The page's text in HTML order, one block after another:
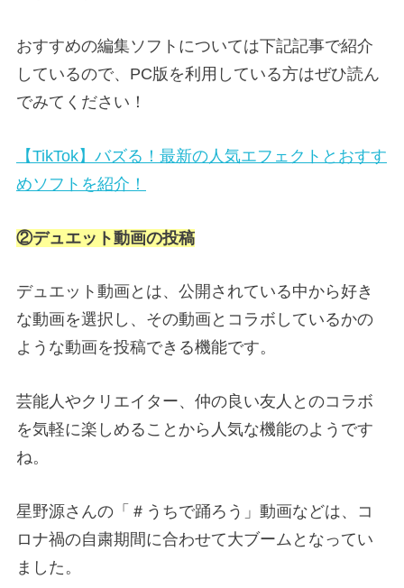
おすすめの編集ソフトについては下記記事で紹介
しているので、PC版を利用している方はぜひ読ん
でみてください！
【TikTok】バズる！最新の人気エフェクトとおすす
めソフトを紹介！
②デュエット動画の投稿
デュエット動画とは、公開されている中から好き
な動画を選択し、その動画とコラボしているかの
ような動画を投稿できる機能です。
芸能人やクリエイター、仲の良い友人とのコラボ
を気軽に楽しめることから人気な機能のようです
ね。
星野源さんの「＃うちで踊ろう」動画などは、コ
ロナ禍の自粛期間に合わせて大ブームとなってい
ました。